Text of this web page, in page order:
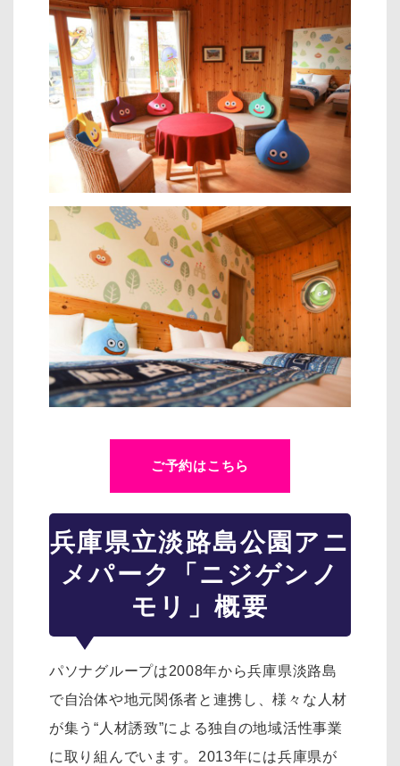
ご予約はこちら
兵庫県立淡路島公園アニ
メパーク「ニジゲンノ
モリ」概要
パソナグループは2008年から兵庫県淡路島
で自治体や地元関係者と連携し、様々な人材
が集う“人材誘致”による独自の地域活性事業
に取り組んでいます。2013年には兵庫県が